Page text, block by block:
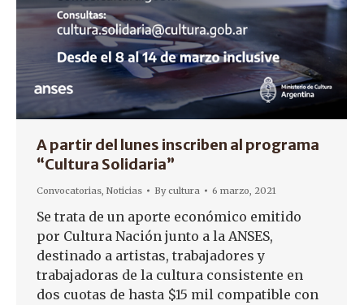
A partir del lunes inscriben al programa
“Cultura Solidaria”
Convocatorias, Noticias Bycultura 6 marzo, 2021
Se trata de un aporte económico emitido
por Cultura Nación junto a la ANSES,
destinado a artistas, trabajadores y
trabajadoras de la cultura consistente en
dos cuotas de hasta $15 mil compatible con